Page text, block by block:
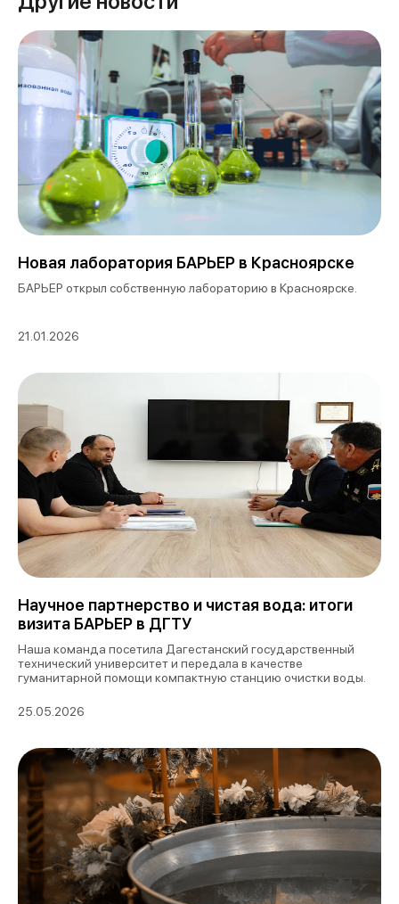
Новая лаборатория БАРЬЕР в Красноярске
БАРЬЕР открыл собственную лабораторию в Красноярске.
21.01.2026
Научное партнерство и чистая вода: итоги
визита БАРЬЕР в ДГТУ
Наша команда посетила Дагестанский государственный
технический университет и передала в качестве
гуманитарной помощи компактную станцию очистки воды.
25.05.2026